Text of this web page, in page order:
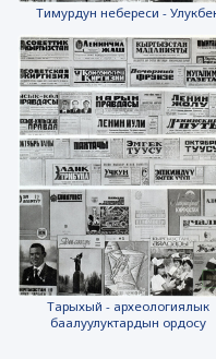
Тимурдун небереси -
Тарыхый - археологиялык
баалуулуктардын ордосу